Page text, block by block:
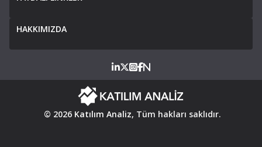
HAKKIMIZDA
© 2026 Katılım Analiz, Tüm hakları saklıdır.